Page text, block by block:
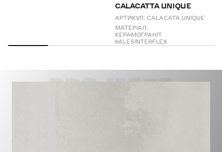
СALACATTA UNIQUE
АРТИКУЛ: CALACATA UNIQUE
МАТЕРІАЛ:
КЕРАМОГРАНІТ
KALESINTERFLEX
PROJECTS